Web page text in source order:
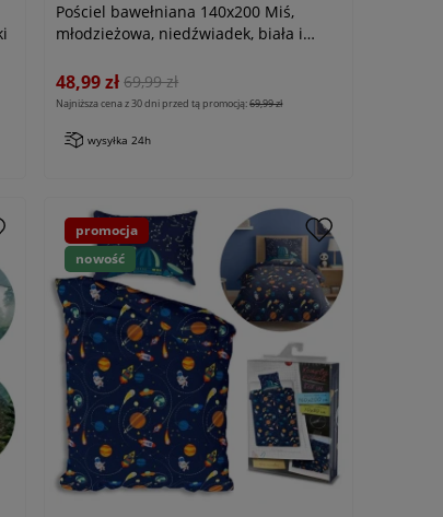
Pościel bawełniana 140x200 Miś,
młodzieżowa, niedźwiadek, biała i
48,99 zł 69,99 zł
Najniższa cena z 30 dni przed tą promocją:69,99 zł
wysyłka 24h
promocja
nowość